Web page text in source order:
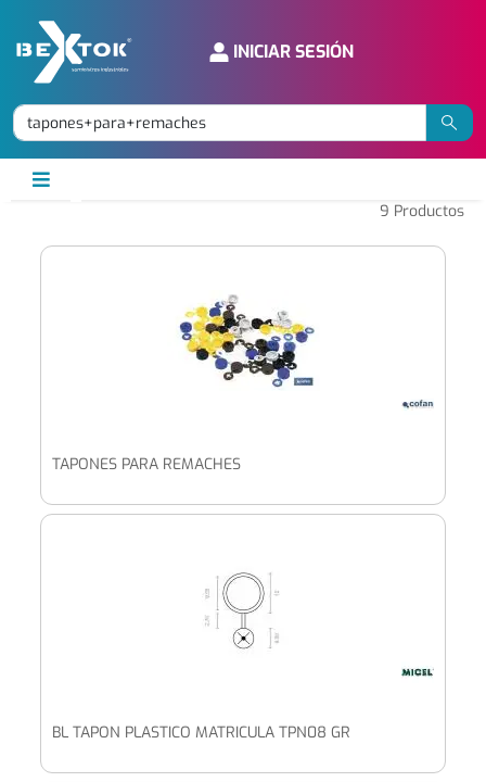
INICIAR SESIÓN
9 Productos
TAPONES PARA REMACHES
BL TAPON PLASTICO MATRICULA TPN08 GR